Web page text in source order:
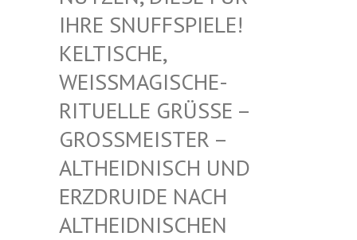
RE SNUFFSPIELE! KE
LTISCHE, WE
ISSMAGISCHE- RIT
UELLE GRÜSSE – GROSS
MEISTER – ALTHE
IDNISCH UND ERZDR
UIDE NACH ALTHE
IDNISCHEN STAMM